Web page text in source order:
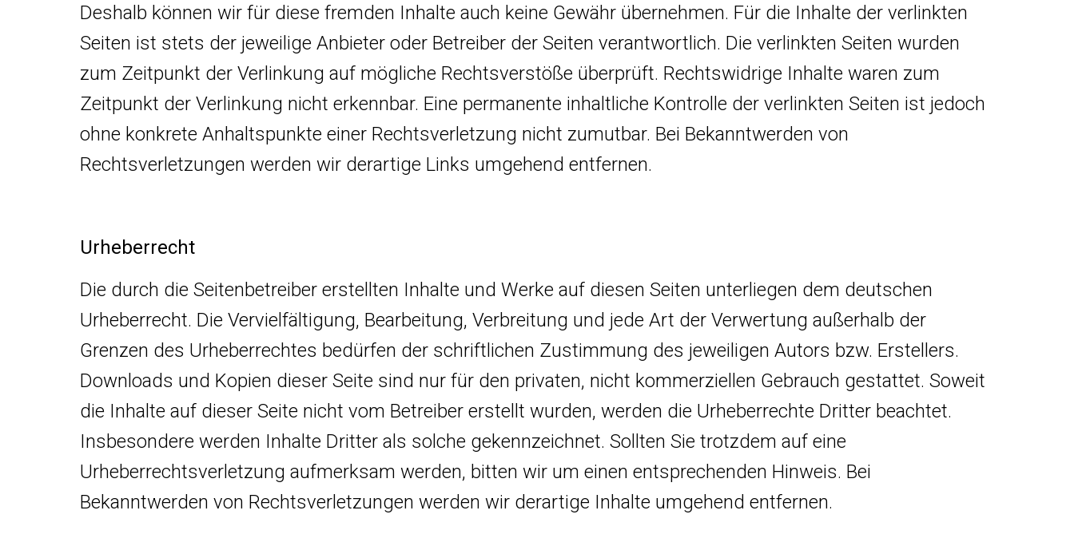
Deshalb können wir für diese fremden Inhalte auch keine Gewähr übernehmen. Für die Inhalte der verlinkten
Seiten ist stets der jeweilige Anbieter oder Betreiber der Seiten verantwortlich. Die verlinkten Seiten wurden
zum Zeitpunkt der Verlinkung auf mögliche Rechtsverstöße überprüft. Rechtswidrige Inhalte waren zum
Zeitpunkt der Verlinkung nicht erkennbar. Eine permanente inhaltliche Kontrolle der verlinkten Seiten ist jedoch
ohne konkrete Anhaltspunkte einer Rechtsverletzung nicht zumutbar. Bei Bekanntwerden von
Rechtsverletzungen werden wir derartige Links umgehend entfernen.
Urheberrecht
Die durch die Seitenbetreiber erstellten Inhalte und Werke auf diesen Seiten unterliegen dem deutschen
Urheberrecht. Die Vervielfältigung, Bearbeitung, Verbreitung und jede Art der Verwertung außerhalb der
Grenzen des Urheberrechtes bedürfen der schriftlichen Zustimmung des jeweiligen Autors bzw. Erstellers.
Downloads und Kopien dieser Seite sind nur für den privaten, nicht kommerziellen Gebrauch gestattet. Soweit
die Inhalte auf dieser Seite nicht vom Betreiber erstellt wurden, werden die Urheberrechte Dritter beachtet.
Insbesondere werden Inhalte Dritter als solche gekennzeichnet. Sollten Sie trotzdem auf eine
Urheberrechtsverletzung aufmerksam werden, bitten wir um einen entsprechenden Hinweis. Bei
Bekanntwerden von Rechtsverletzungen werden wir derartige Inhalte umgehend entfernen.